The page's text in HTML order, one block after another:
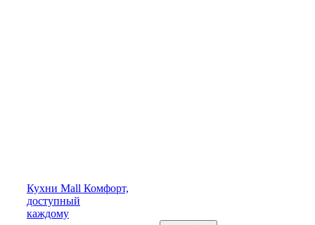
Кухни Mall Комфорт,
доступный
каждому